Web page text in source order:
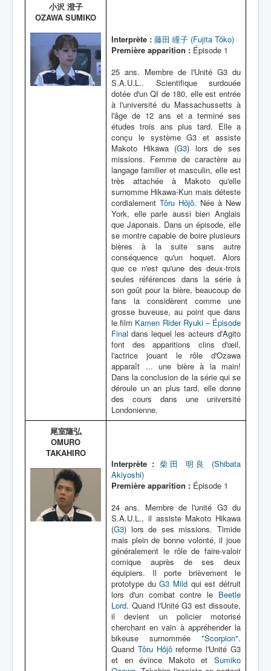
小沢 澄子
OZAWA SUMIKO
Interprète : 藤田 瞳子 (Fujita Tôko)
Première apparition : Épisode 1
25 ans. Membre de l'Unité G3 du
S.A.U.L.. Scientifique surdouée
dotée d'un QI de 180, elle est entrée
à l'université du Massachussetts à
l'âge de 12 ans et a terminé ses
études trois ans plus tard. Elle a
conçu le système G3 et assiste
Makoto Hikawa (G3) lors de ses
missions. Femme de caractère au
langage familier et masculin, elle est
très attachée à Makoto qu'elle
surnomme Hikawa-Kun mais déteste
cordialement Tôru Hôjô. Née à New
York, elle parle aussi bien Anglais
que Japonais. Dans un épisode, elle
se montre capable de boire plusieurs
bières à la suite sans autre
conséquence qu'un hoquet. Alors
que ce n'est qu'une des deux-trois
seules références dans la série à
son goût pour la bière, beaucoup de
fans la considèrent comme une
grosse buveuse, au point que dans
le film Kamen Rider Ryuki – Épisode
Final dans lequel les acteurs d'Agito
font des apparitions clins d'œil,
l'actrice jouant le rôle d'Ozawa
apparaît ... une bière à la main!
Dans la conclusion de la série qui se
déroule un an plus tard, elle donne
des cours dans une université
Londonienne.
尾室隆弘
OMURO
TAKAHIRO
Interprète : 柴田 明良 (Shibata
Akiyoshi)
Première apparition : Épisode 1
24 ans. Membre de l'unité G3 du
S.A.U.L., il assiste Makoto Hikawa
(G3) lors de ses missions. Timide
mais plein de bonne volonté, il joue
généralement le rôle de faire-valoir
comique auprès de ses deux
équipiers. Il porte brièvement le
prototype duG3 Mild qui est détruit
lors d'un combat contre le Beetle
Lord. Quand l'Unité G3 est dissoute,
il devient un policier motorisé
cherchant en vain à appréhender la
bikeuse surnommée "Scorpion".
Quand Tôru Hôjôreforme l'Unité G3
et en évince Makoto et Sumiko